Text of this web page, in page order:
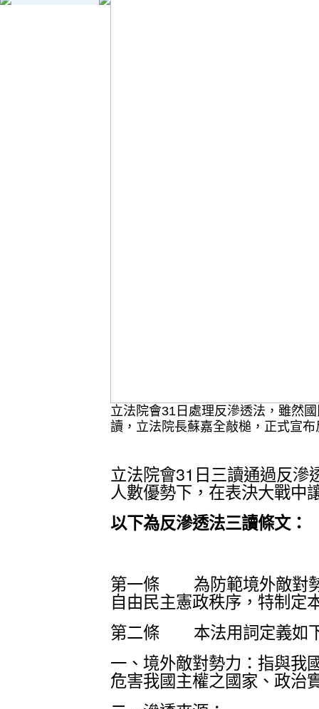
立法院會31日處理反滲透法，雖然
讀，立法院長蘇嘉全敲槌，正式宣
立法院會31日三讀通過反滲
人數優勢下，在表決大戰中
以下為反滲透法三讀條文：
第一條 為防範境外敵對勢
自由民主憲政秩序，特制定
第二條 本法用詞定義如
一、境外敵對勢力：指與我
危害我國主權之國家、政治